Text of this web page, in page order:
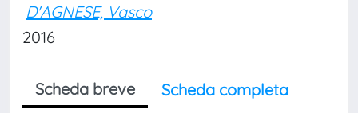
D'AGNESE, Vasco
2016
Scheda breve
Scheda completa